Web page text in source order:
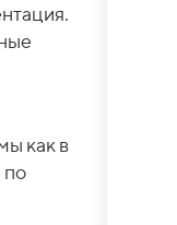
как в
по